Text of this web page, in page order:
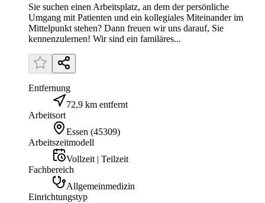
Sie suchen einen Arbeitsplatz, an dem der persönliche
Umgang mit Patienten und ein kollegiales Miteinander im
Mittelpunkt stehen? Dann freuen wir uns darauf, Sie
kennenzulernen! Wir sind ein familäres...
Entfernung
72,9 km entfernt
Arbeitsort
Essen (45309)
Arbeitszeitmodell
Vollzeit | Teilzeit
Fachbereich
Allgemeinmedizin
Einrichtungstyp